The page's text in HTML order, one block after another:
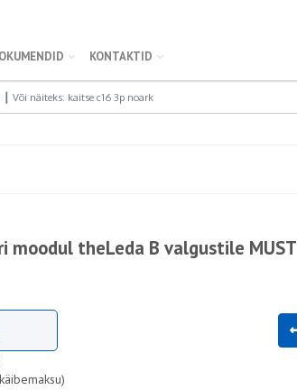
KONTAKTID
moodul theLeda B valgustile MUST